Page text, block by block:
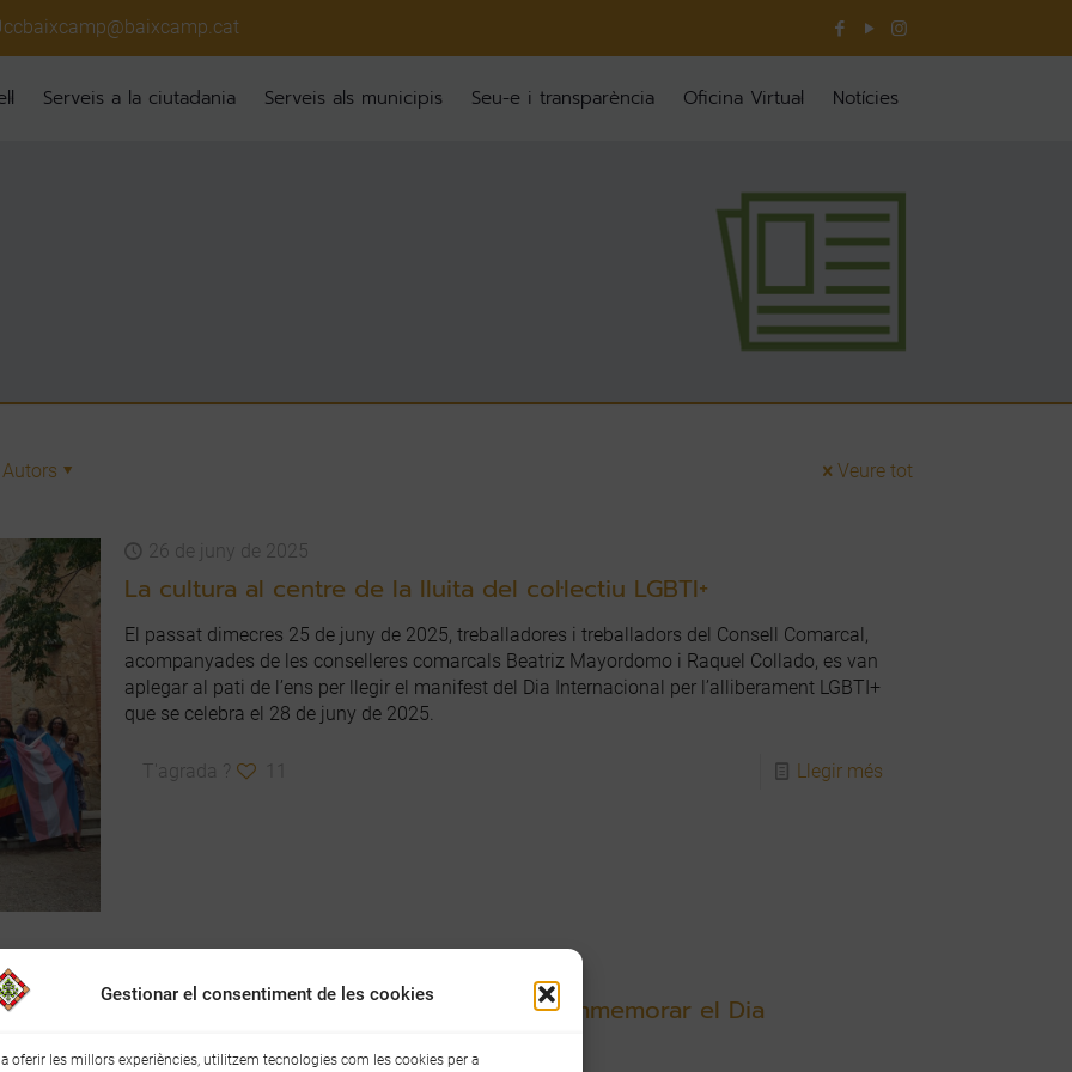
Gestionar el consentiment de les cookies
a oferir les millors experiències, utilitzem tecnologies com les cookies per a
ccbaixcamp@baixcamp.cat
Serveis a la ciutadania Serveis als municipis Seu-e i transparència Oficina Virtual Notícies
Autors Veure tot
26 de juny de 2025
La cultura al centre de la lluita del col·lectiu LGBTI+
El passat dimecres 25 de juny de 2025, treballadores i treballadors del Consell Comarcal,
acompanyades de les conselleres comarcals Beatriz Mayordomo i Raquel Collado, es van
aplegar al pati de l’ens per llegir el manifest del Dia Internacional per l’alliberament LGBTI+
que se celebra el 28 de juny de 2025.
T'agrada ? 11 Llegir més
Activitats del Consell Comarcal per commemorar el Dia